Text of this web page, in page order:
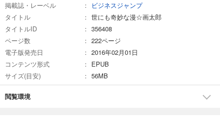
掲載誌・レーベル
ビジネスジャンプ
タイトル
世にも奇妙な漫☆画太郎
タイトルID
356408
ページ数
222ページ
電子版発売日
2016年02月01日
コンテンツ形式
EPUB
サイズ(目安)
56MB
閲覧環境